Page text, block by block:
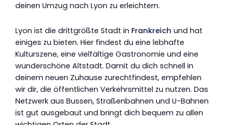
deinen Umzug nach Lyon zu erleichtern.
Lyon ist die drittgrößte Stadt in Frankreich und hat
einiges zu bieten. Hier findest du eine lebhafte
Kulturszene, eine vielfältige Gastronomie und eine
wunderschöne Altstadt. Damit du dich schnell in
deinem neuen Zuhause zurechtfindest, empfehlen
wir dir, die öffentlichen Verkehrsmittel zu nutzen. Das
Netzwerk aus Bussen, Straßenbahnen und U-Bahnen
ist gut ausgebaut und bringt dich bequem zu allen